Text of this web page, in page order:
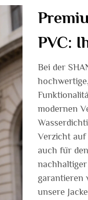
PVC:
Bei der
modernen
Verzicht auf
auch für
garantieren
unsere